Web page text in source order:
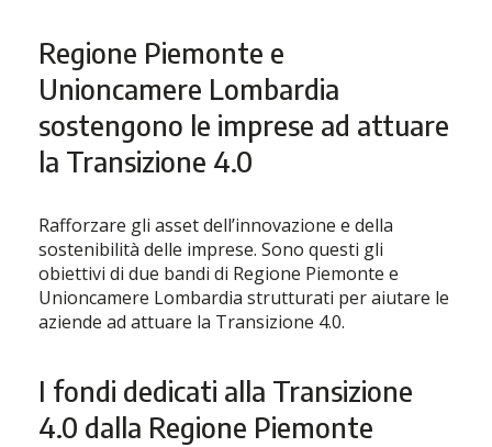
Regione Piemonte e
Unioncamere Lombardia
sostengono le imprese ad attuare
la Transizione 4.0
Rafforzare gli asset dell’innovazione e della
sostenibilità delle imprese. Sono questi gli
obiettivi di due bandi di Regione Piemonte e
Unioncamere Lombardia strutturati per aiutare le
aziende ad attuare la Transizione 4.0.
I fondi dedicati alla Transizione
4.0 dalla Regione Piemonte